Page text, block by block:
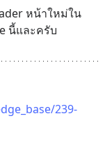
หน้าใหม่ใน
นี้และครับ
239-